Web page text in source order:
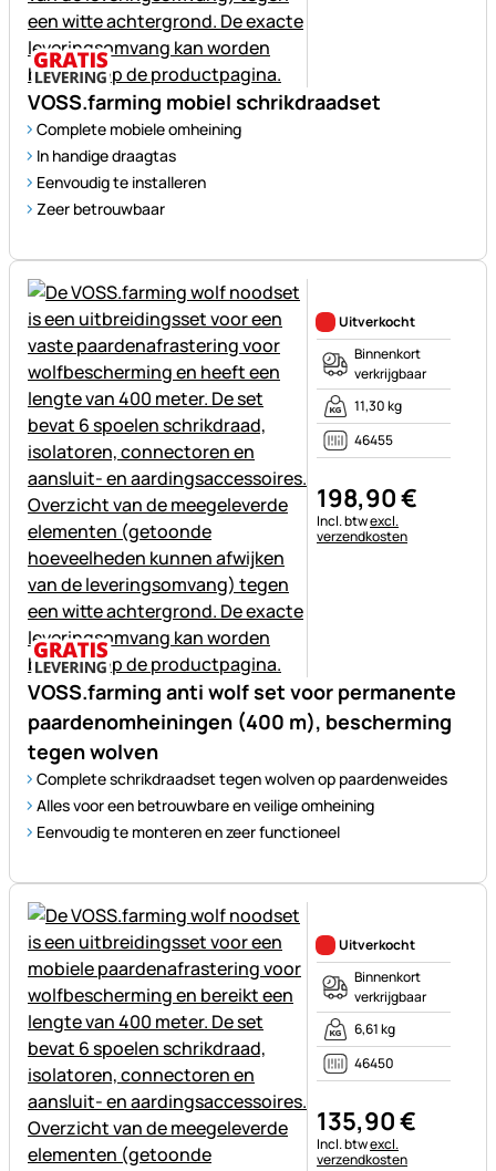
VOSS.farming mobiel schrikdraadset
Complete mobiele omheining
In handige draagtas
Eenvoudig te installeren
Zeer betrouwbaar
VOSS.farming anti wolf set voor permanente
paardenomheiningen (400 m), bescherming
tegen wolven
Complete schrikdraadset tegen wolven op paardenweides
Alles voor een betrouwbare en veilige omheining
Eenvoudig te monteren en zeer functioneel
Uitverkocht
Binnenkort
verkrijgbaar
11,30 kg
46455
198,90€
Belastinginformatie:
Incl. btwexcl.
verzendkosten
Uitverkocht
Binnenkort
verkrijgbaar
6,61 kg
46450
135,90€
Belastinginformatie:
Incl. btwexcl.
verzendkosten